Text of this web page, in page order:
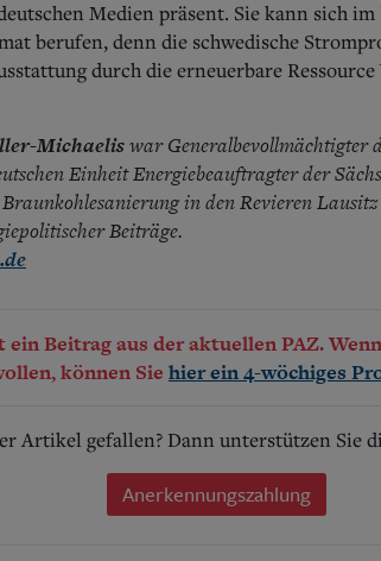
Medien präsent. Sie kann sich
berufen, denn die schwedische
durch die erneuerbare
Michaeliswar Generalbevollmächtigter
Einheit Energiebeauftragter der
in den Revieren Lausitz
Beiträge.
Beitrag aus der aktuellen PAZ.
können Sie hier ein 4-wöchiges
Artikel gefallen? Dann unterstützen Sie
Anerkennungszahlung